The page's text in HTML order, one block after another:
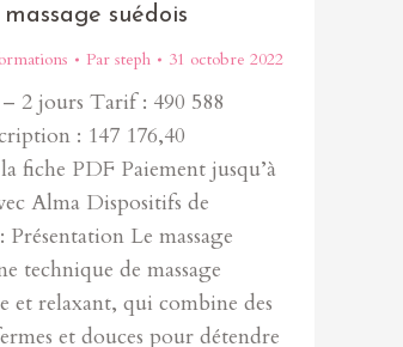
suédois
Par steph 31 octobre 2022
2 jours Tarif : 490 588
: 147 176,40
fiche PDF Paiement jusqu’à
Alma Dispositifs de
Le massage
technique de massage
et relaxant, qui combine des
et douces pour détendre